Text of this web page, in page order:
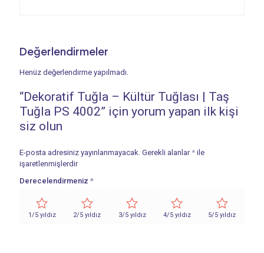
Değerlendirmeler
Henüz değerlendirme yapılmadı.
“Dekoratif Tuğla – Kültür Tuğlası | Taş
Tuğla PS 4002” için yorum yapan ilk kişi
siz olun
E-posta adresiniz yayınlanmayacak. Gerekli alanlar * ile
işaretlenmişlerdir
Derecelendirmeniz *
1/5 yıldız 2/5 yıldız 3/5 yıldız 4/5 yıldız 5/5 yıldız